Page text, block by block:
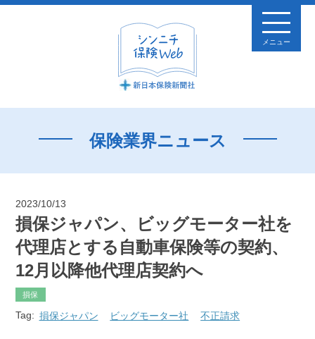
メニュー
保険業界ニュース
2023/10/13
損保ジャパン、ビッグモーター社を
代理店とする自動車保険等の契約、
12月以降他代理店契約へ
損保
Tag: 損保ジャパン ビッグモーター社 不正請求